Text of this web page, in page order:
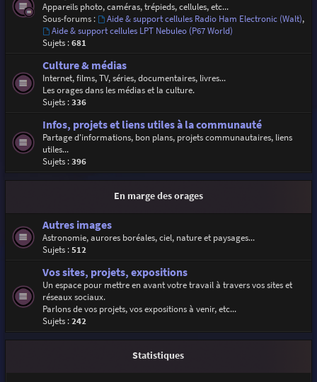
Appareils photo, caméras, trépieds, cellules, etc...
Sous-forums :
Aide & support cellules Radio Ham Electronic (Walt),
Aide & support cellules LPT Nebuleo (P67 World)
Sujets :681
Culture & médias
Internet, films, TV, séries, documentaires, livres...
Les orages dans les médias et la culture.
Sujets :336
Infos, projets et liens utiles à la communauté
Partage d'informations, bon plans, projets communautaires, liens
utiles...
Sujets :396
En marge des orages
Autres images
Astronomie, aurores boréales, ciel, nature et paysages...
Sujets :512
Vos sites, projets, expositions
Un espace pour mettre en avant votre travail à travers vos sites et
réseaux sociaux.
Parlons de vos projets, vos expositions à venir, etc...
Sujets :242
Statistiques